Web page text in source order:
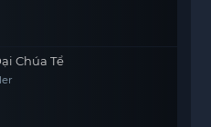
Chúa Tể